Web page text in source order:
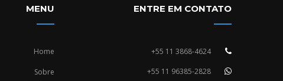
MENU
Home
Sobre
ENTRE EM CONTATO
+55 11 3868-4624
+55 11 96385-2828